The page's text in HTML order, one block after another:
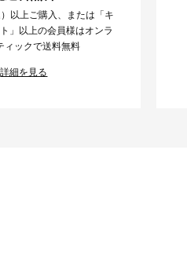
以上ご購入、または「キ
」以上の会員様はオンラ
ィックで送料無料
詳細を見る